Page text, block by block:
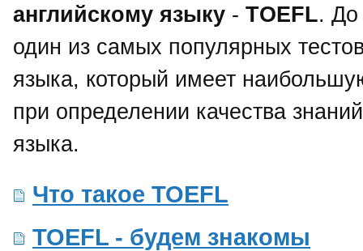
английскому языку - TOEFL. До
один из самых популярных
языка, который имеет
при определении качества
языка.
Что такое TOEFL
TOEFL - будем знакомы